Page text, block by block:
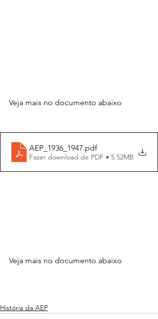
Veja mais no documento abaixo
AEP_1936_1947.pdf
Fazer download de PDF • 5.52MB
Veja mais no documento abaixo
História da AEP